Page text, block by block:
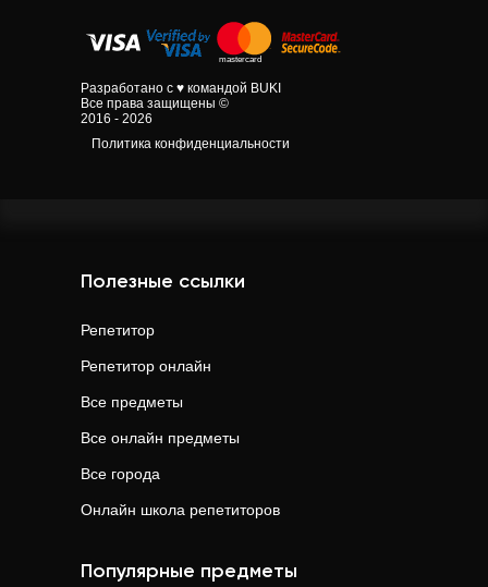
Разработано с ♥ командой BUKI
Все права защищены ©
2016 - 2026
Политика конфиденциальности
Полезные ссылки
Репетитор
Репетитор онлайн
Все предметы
Все онлайн предметы
Все города
Онлайн школа репетиторов
Популярные предметы